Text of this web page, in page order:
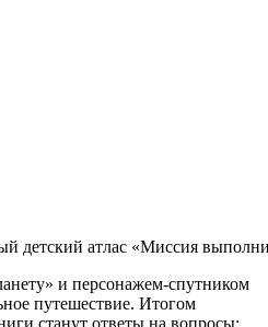
детский атлас «Миссия
и персонажем-спутником
путешествие. Итогом